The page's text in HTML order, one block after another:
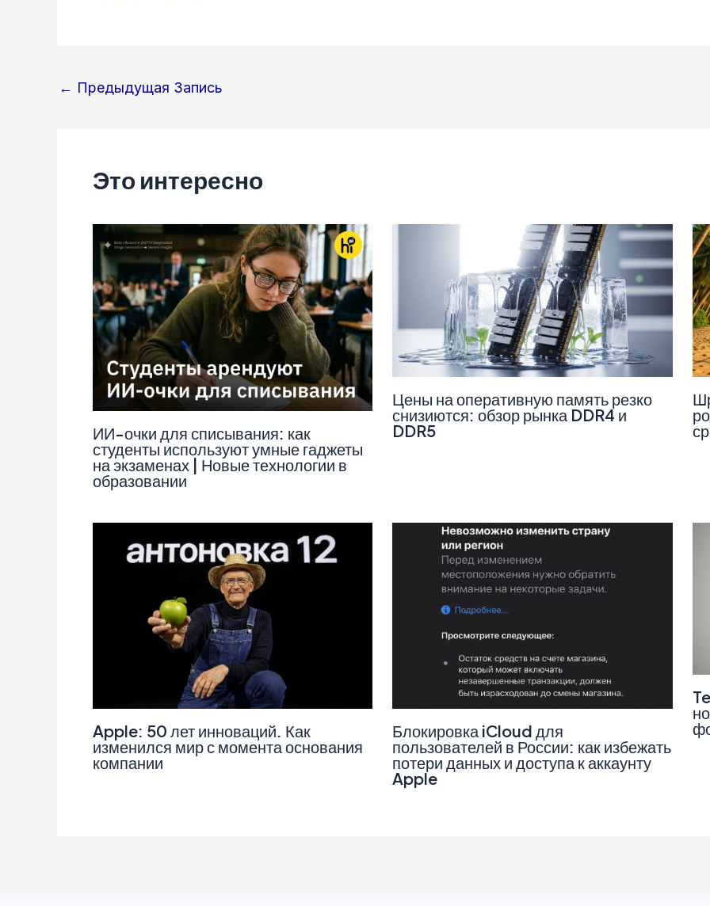
Навигация
← Предыдущая Запись
Это интересно
ИИ-очки для списывания: как
студенты используют умные гаджеты
на экзаменах | Новые технологии в
образовании
Цены на оперативную память резко
снизиются: обзор рынка DDR4 и
DDR5
Apple: 50 лет инноваций. Как
изменился мир с момента основания
компании
Блокировка iCloud для
пользователей в России: как избежать
потери данных и доступа к аккаунту
Apple